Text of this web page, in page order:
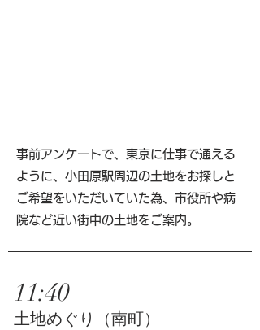
事前アンケートで、東京に仕事で通える
ように、小田原駅周辺の土地をお探しと
ご希望をいただいていた為、市役所や病
院など近い街中の土地をご案内。
11:40
土地めぐり（南町）